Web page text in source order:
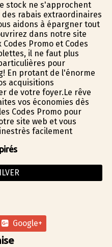
stock ne s'approchent
des rabais extraordinaires
aidons à épargner tout
dans notre site
Promo et Codes
il ne faut plus
pour
En profitant de l'énorme
acquisitions
de votre foyer.Le rêve
vos économies dès
Codes Promo pour
site web et vous
facilement
Google+